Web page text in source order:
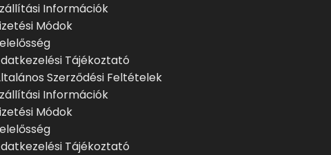
Információk
Módok
Tájékoztató
Szerződési Feltételek
Információk
Módok
Tájékoztató